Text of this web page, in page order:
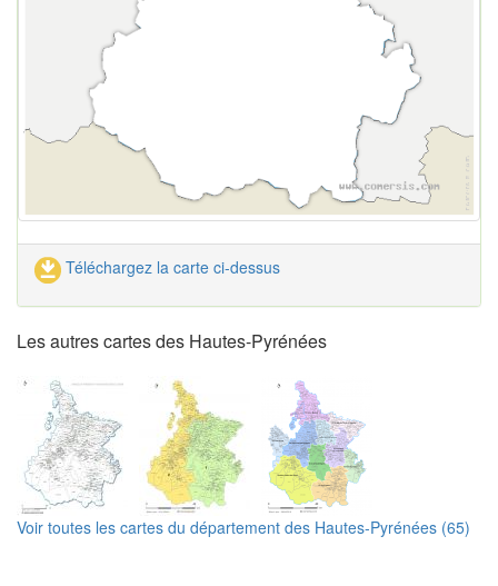
Téléchargez la carte ci-dessus
Les autres cartes des Hautes-Pyrénées
Voir toutes les cartes du département des Hautes-Pyrénées (65)